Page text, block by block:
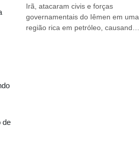
de
Irã, atacaram civis e forças
governamentais do Iêmen em uma
região rica em petróleo, causando